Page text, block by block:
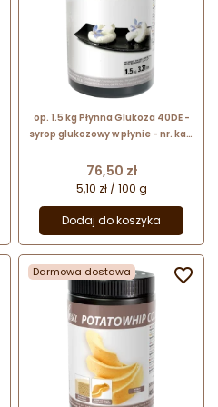
op. 1.5 kg Płynna Glukoza 40DE -
syrop glukozowy w płynie - nr. kat.
Cena
76,50 zł
5,10 zł / 100 g
Dodaj do koszyka
Darmowa dostawa 